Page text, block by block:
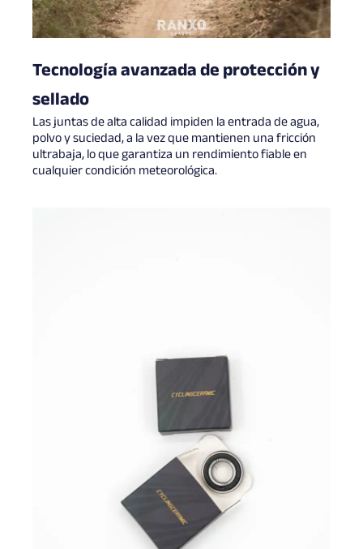
Tecnología avanzada de protección y
sellado
Las juntas de alta calidad impiden la entrada de agua,
polvo y suciedad, a la vez que mantienen una fricción
ultrabaja, lo que garantiza un rendimiento fiable en
cualquier condición meteorológica.